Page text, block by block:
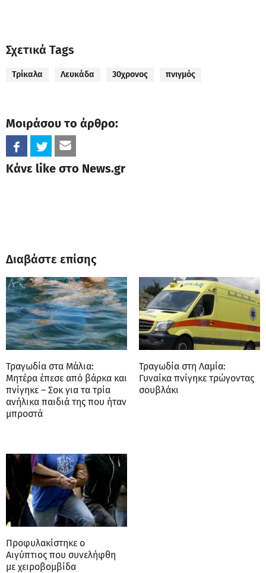
Σχετικά Tags
Τρίκαλα Λευκάδα 30χρονος πνιγμός
Μοιράσου το άρθρο:
Κάνε like στο News.gr
Διαβάστε επίσης
Τραγωδία στα Μάλια:
Μητέρα έπεσε από βάρκα και
πνίγηκε – Σοκ για τα τρία
ανήλικα παιδιά της που ήταν
μπροστά
Τραγωδία στη Λαμία:
Γυναίκα πνίγηκε τρώγοντας
σουβλάκι
Προφυλακίστηκε ο
Αιγύπτιος που συνελήφθη
με χειροβομβίδα